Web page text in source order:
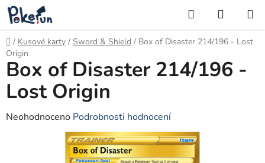
Přejít
na
obsah
Hledat
KOŠÍK
Domů
/ Kusové karty / Sword & Shield / Box of Disaster 214/196 - Lost
Origin
Box of Disaster 214/196 -
Lost Origin
Průměrné
Neohodnoceno Podrobnosti hodnocení